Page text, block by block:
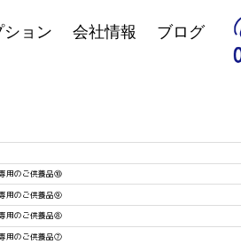
ション 会社情報 ブログ
用のご供養品⑩
用のご供養品⑨
用のご供養品⑧
用のご供養品⑦